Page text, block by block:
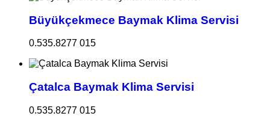
Büyükçekmece Baymak Klima Servisi
0.535.8277 015
Çatalca Baymak Klima Servisi
0.535.8277 015